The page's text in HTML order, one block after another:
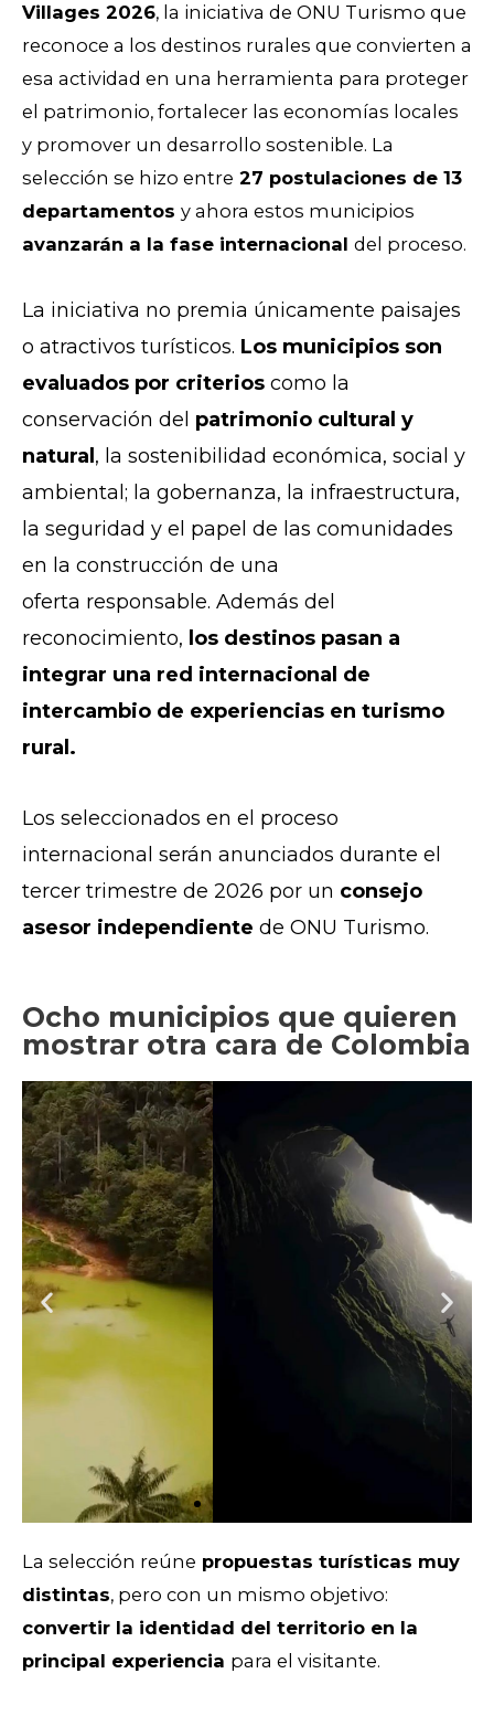
Villages 2026, la iniciativa de ONU Turismo que
reconoce a los destinos rurales que convierten a
esa actividad en una herramienta para proteger
el patrimonio, fortalecer las economías locales
y promover un desarrollo sostenible. La
selección se hizo entre 27 postulaciones de 13
departamentos y ahora estos municipios
avanzarán a la fase internacional del proceso.
La iniciativa no premia únicamente paisajes
o atractivos turísticos. Los municipios son
evaluados por criterios como la
conservación del patrimonio cultural y
natural , la sostenibilidad económica, social y
ambiental; la gobernanza, la infraestructura,
la seguridad y el papel de las comunidades
en la construcción de una
oferta responsable. Además del
reconocimiento, los destinos pasan a
integrar una red internacional de
intercambio de experiencias en turismo
rural.
Los seleccionados en el proceso
internacional serán anunciados durante el
tercer trimestre de 2026 por un consejo
asesor independiente de ONU Turismo.
Ocho municipios que quieren
mostrar otra cara de Colombia
El Peñón,
La selección reúne propuestas turísticas muy
distintas, pero con un mismo objetivo:
convertir la identidad del territorio en la
principal experiencia para el visitante.